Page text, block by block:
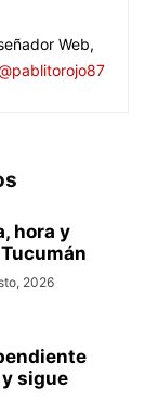
Web,
hora y
2026
sigue